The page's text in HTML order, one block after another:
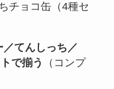
チョコ缶（4種セ
てんしっち／
で揃う
（コンプ